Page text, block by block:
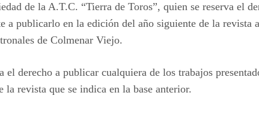
de la A.T.C. “Tierra de Toros”, quien se reserva el
a publicarlo en la edición del año siguiente de la revista
de Colmenar Viejo.
derecho a publicar cualquiera de los trabajos
revista que se indica en la base anterior.